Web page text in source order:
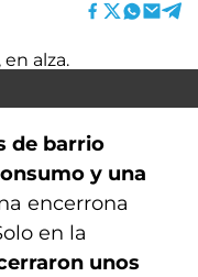
de barrio
y una
encerrona
en la
unos